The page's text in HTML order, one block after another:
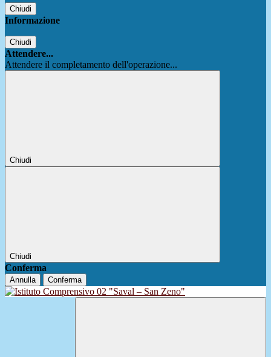
Chiudi
Informazione
Chiudi
Attendere...
Attendere il completamento dell'operazione...
Chiudi
Chiudi
Conferma
Annulla Conferma